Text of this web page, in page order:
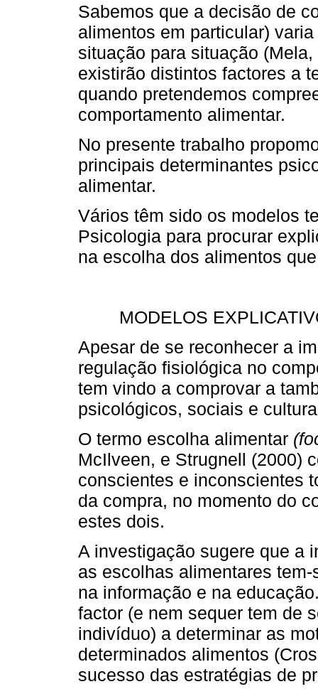
Sabemos que a decisão de
alimentos em particular)
situação para situação
existirão distintos factores a
quando pretendemos
comportamento alimentar.
No presente trabalho
principais determinantes
alimentar.
Vários têm sido os modelos
Psicologia para procurar
na escolha dos alimentos
MODELOS
Apesar de se reconhecer a
regulação fisiológica no
tem vindo a comprovar a
psicológicos, sociais e
O termo escolha alimentar
McIlveen, e Strugnell (2000)
conscientes e inconscientes
da compra, no momento do
estes dois.
A investigação sugere que a
as escolhas alimentares
na informação e na
factor (e nem sequer tem de
indivíduo) a determinar as
determinados alimentos
sucesso das estratégias de